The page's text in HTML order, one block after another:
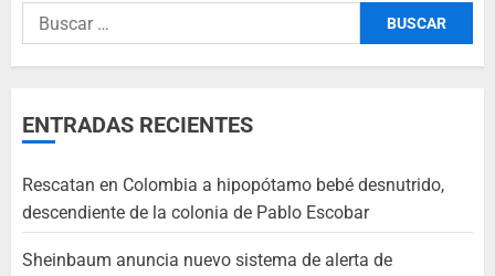
ENTRADAS RECIENTES
Rescatan en Colombia a hipopótamo bebé desnutrido,
descendiente de la colonia de Pablo Escobar
Sheinbaum anuncia nuevo sistema de alerta de